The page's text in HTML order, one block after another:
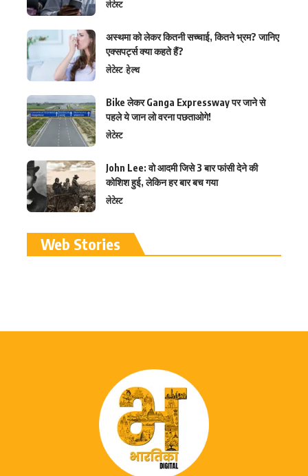
लेटेस्ट
अस्थमा को लेकर कितनी सच्चाई, कितने भ्रम? जानिए
एक्सपर्ट्स क्या कहते हैं?
लेटेस्ट हेल्थ
Bike लेकर Ganga Expressway पर जाने से
पहले ये जान लो वरना पछताओगे!
लेटेस्ट
John Lee: वो आदमी जिसे 3 बार फांसी देने की
कोशिश हुई, लेकिन हर बार बच गया
लेटेस्ट
Web Storiesरामलला विग्रह की प्राण
प्रतिष्ठा